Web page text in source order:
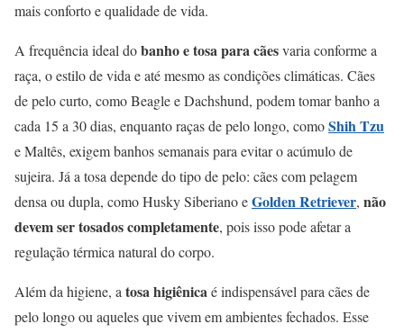
mais conforto e qualidade de vida.
A frequência ideal dobanho e tosa para cãesvaria conforme a
raça, o estilo de vida e até mesmo as condições climáticas. Cães
de pelo curto, como Beagle e Dachshund, podem tomar banho a
cada 15 a 30 dias, enquanto raças de pelo longo, comoShih Tzu
e Maltês, exigem banhos semanais para evitar o acúmulo de
sujeira. Já a tosa depende do tipo de pelo: cães com pelagem
densa ou dupla, como Husky Siberiano eGolden Retriever, não
devem ser tosados completamente, pois isso pode afetar a
regulação térmica natural do corpo.
Além da higiene, a tosa higiênicaé indispensável para cães de
pelo longo ou aqueles que vivem em ambientes fechados. Esse